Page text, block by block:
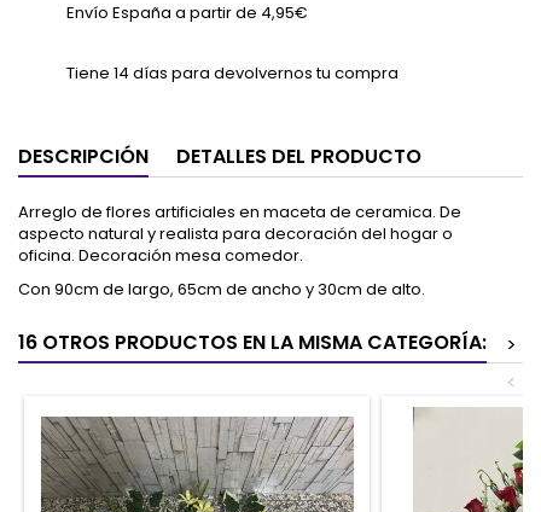
Envío España a partir de 4,95€
Tiene 14 días para devolvernos tu compra
DESCRIPCIÓN DETALLES DEL PRODUCTO
Arreglo de flores artificiales en maceta de ceramica. De
aspecto natural y realista para decoración del hogar o
oficina. Decoración mesa comedor.
Con 90cm de largo, 65cm de ancho y 30cm de alto.
16 OTROS PRODUCTOS EN LA MISMA CATEGORÍA:
>
<